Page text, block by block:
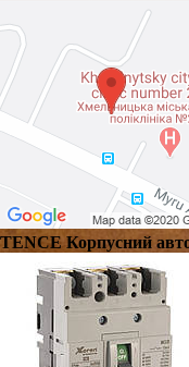
TENCE Корпусний